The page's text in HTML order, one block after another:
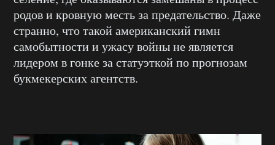
родов и кровную месть за предательство. Даже
странно, что такой американский гимн
самобытности и ужасу войны не является
лидером в гонке за статуэткой по прогнозам
букмекерских агентств.